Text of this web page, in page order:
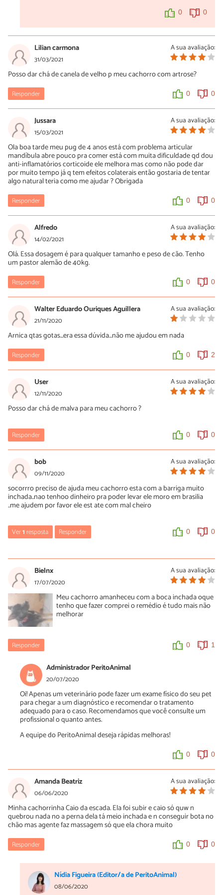
0 0
A sua avaliação:
Lilian carmona
31/03/2021
Posso dar chá de canela de velho p meu cachorro com artrose?
Responder 0 0
A sua avaliação:
Jussara
15/03/2021
Ola boa tarde meu pug de 4 anos está com problema articular
mandíbula abre pouco pra comer está com muita dificuldade qd dou
anti-inflamatórios corticoide ele melhora mas como não pode dar
por muito tempo já q tem efeitos colaterais então gostaria de tentar
algo natural teria como me ajudar ? Obrigada
Responder 0 0
A sua avaliação:
Alfredo
14/02/2021
Olá. Essa dosagem é para qualquer tamanho e peso de cão. Tenho
um pastor alemão de 40kg.
Responder 0 0
A sua avaliação:
Walter Eduardo Ouriques Aguillera
21/11/2020
Arnica qtas gotas...era essa dúvida...não me ajudou em nada
Responder 0 2
A sua avaliação:
User
12/11/2020
Posso dar chá de malva para meu cachorro ?
Responder 0 0
A sua avaliação:
bob
09/11/2020
socorrro preciso de ajuda meu cachorro esta com a barriga muito
inchada..nao tenhoo dinheiro pra poder levar ele moro em brasilia
..me ajudem por favor ele est ate com mal cheiro
Ver1resposta Responder 0 0
Não sei porque vcs colocam assuntos que diz que vai ajudar ou
remédios disso e daquilo se na hora que agente pede uma ajuda
ou opinião vcs sempre falam pra procurar um veterinário. Poxa
vida se agente procura na internet é porque não temos
condições no momento.
A sua avaliação:
Bielnx
17/07/2020
Meu cachorro amanheceu com a boca inchada oque
tenho que fazer comprei o remédio é tudo mais não
melhorar
Responder 0 1
Administrador PeritoAnimal
20/07/2020
Oi! Apenas um veterinário pode fazer um exame físico do seu pet
para chegar a um diagnóstico e recomendar o tratamento
adequado para o caso. Recomendamos que você consulte um
profissional o quanto antes.
A equipe do PeritoAnimal deseja rápidas melhoras!
0 0
A sua avaliação:
Amanda Beatriz
06/06/2020
Minha cachorrinha Caio da escada. Ela foi subir e caio só quw n
quebrou nada no a perna dela tá meio inchada e n conseguir bota no
chão mas agente faz massagem só que ela chora muito
Responder 0 0
Nídia Figueira (Editor/a de PeritoAnimal)
08/06/2020